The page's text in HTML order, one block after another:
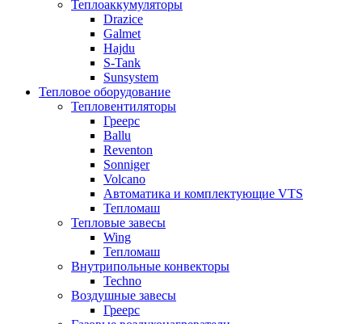
Теплоаккумуляторы
Drazice
Galmet
Hajdu
S-Tank
Sunsystem
Тепловое оборудование
Тепловентиляторы
Греерс
Ballu
Reventon
Sonniger
Volcano
Автоматика и комплектующие VTS
Тепломаш
Тепловые завесы
Wing
Тепломаш
Внутрипольные конвекторы
Techno
Воздушные завесы
Греерс